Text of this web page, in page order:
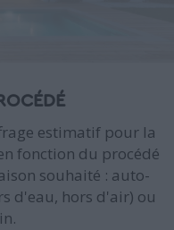
estimatif pour la
fonction du procédé
souhaité : auto-
d'eau, hors d'air) ou